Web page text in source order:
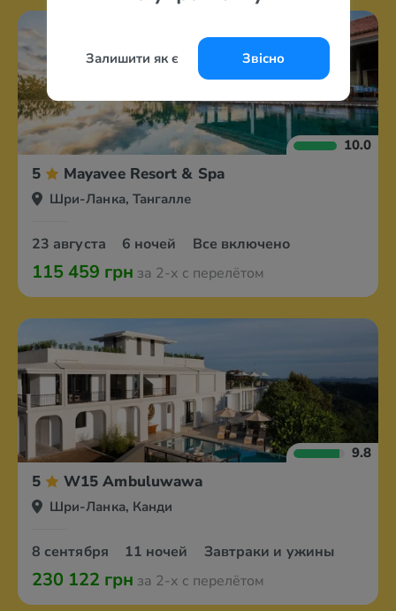
Залишити як є Звісно
10.0
5 Mayavee Resort & Spa
Шри-Ланка, Тангалле
23 августа 6 ночей Все включено
115 459 грн за 2-х с перелётом
9.8
5 W15 Ambuluwawa
Шри-Ланка, Канди
8 сентября 11 ночей Завтраки и ужины
230 122 грн за 2-х с перелётом